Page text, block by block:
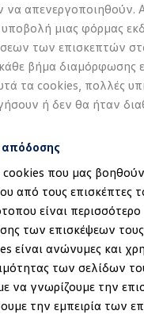
να απενεργοποιηθούν.
υποβολή μιας φόρμας
των επισκεπτών
βήμα διαμόρφωσης
τα cookies, πολλές
ή δεν θα ήταν
απόδοσης
cookies που μας
από τους επισκέπτες
είναι
των επισκέψεων
είναι ανώνυμες και
των σελίδων
να γνωρίζουμε την
την εμπειρία των
στα ID.
που